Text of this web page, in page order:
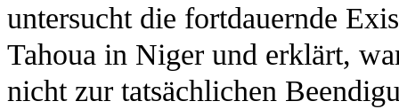
untersucht die fortdauernde
Tahoua in Niger und erklärt,
nicht zur tatsächlichen